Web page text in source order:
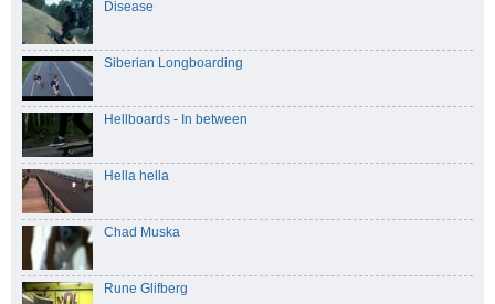
Disease
Siberian Longboarding
Hellboards - In between
Hella hella
Chad Muska
Rune Glifberg